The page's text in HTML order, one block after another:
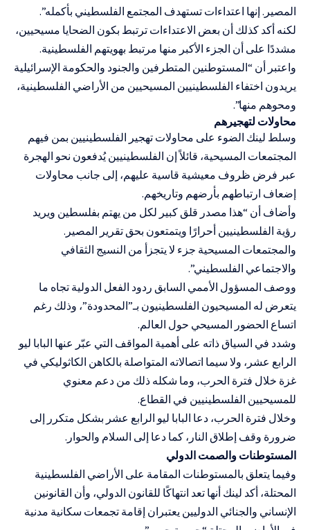
المصير. إنها اعتداءات تستهدف المجتمع الفلسطيني بأكمله”.
لكنه أكد كذلك أن بعض الاعتداءات ترتبط بكون الضحايا مسيحيين،
مشددًا على أن الجزء الأكبر منها مرتبط بهويتهم الفلسطينية.
واعتبر أن “المستوطنين المتطرفين والجنود والحكومة الإسرائيلية
يريدون اختفاء الفلسطينيين المسيحيين من الأراضي الفلسطينية،
ومحوهم منها”.
محاولات لتهجيرهم
وسلط لينك الضوء على محاولات تهجير الفلسطينيين بمن فيهم
المجتمعات المسيحية، قائلاً إن الفلسطينيين يُدفعون نحو الهجرة
عبر فرض ظروف معيشية قاسية عليهم، إلى جانب محاولات
إضعاف ارتباطهم بأرضهم وتاريخهم.
وأضاف أن “هذا مصدر قلق كبير لكل من يهتم بفلسطين ويريد
رؤية الفلسطينيين أحرارًا ويتمتعون بحق تقرير المصير.
والمجتمعات المسيحية جزء لا يتجزأ من النسيج الثقافي
والاجتماعي الفلسطيني”.
ووصف المسؤول الأممي السابق ردود الفعل الدولية تجاه ما
يتعرض له المسيحيون الفلسطينيون بـ”المحدودة”، وذلك رغم
اتساع الحضور المسيحي حول العالم.
وشدد في السياق ذاته على أهمية المواقف التي عبّر عنها البابا ليو
الرابع عشر، ولا سيما اتصالاته المتواصلة بالكاهن الكاثوليكي في
غزة خلال فترة الحرب، وما شكله ذلك من دعم معنوي
للمسيحيين الفلسطينيين في القطاع.
وخلال فترة الحرب، دعا البابا ليو الرابع عشر بشكل متكرر إلى
ضرورة وقف إطلاق النار، كما دعا إلى السلام والحوار.
المستوطنات والصمت الدولي
وفيما يتعلق بالمستوطنات المقامة على الأراضي الفلسطينية
المحتلة، أكد لينك أنها تعد انتهاكًا للقانون الدولي، وأن القانونين
الإنساني والجنائي الدوليين يعتبران إقامة تجمعات سكانية مدنية